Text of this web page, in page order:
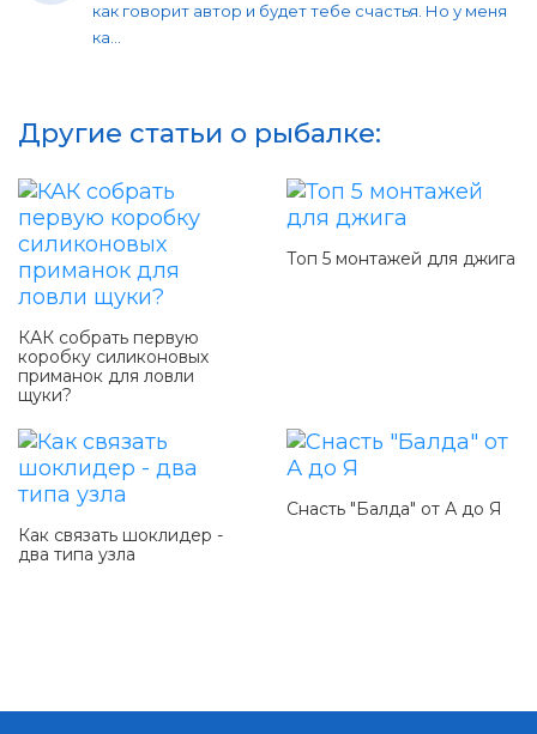
как говорит автор и будет тебе счастья. Но у меня
ка...
Другие статьи о рыбалке:
КАК собрать первую
коробку силиконовых
приманок для ловли
щуки?
Топ 5 монтажей для джига
Как связать шоклидер -
два типа узла
Снасть "Балда" от А до Я